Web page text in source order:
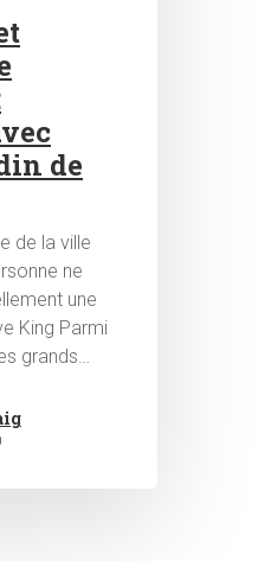
to close
de
de la ville
ne
une
King Parmi
grands…